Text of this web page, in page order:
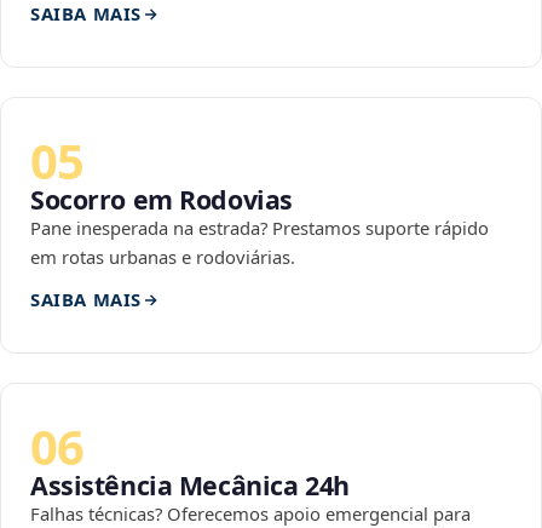
SAIBA MAIS
05
Socorro em Rodovias
Pane inesperada na estrada? Prestamos suporte rápido
em rotas urbanas e rodoviárias.
SAIBA MAIS
06
Assistência Mecânica 24h
Falhas técnicas? Oferecemos apoio emergencial para